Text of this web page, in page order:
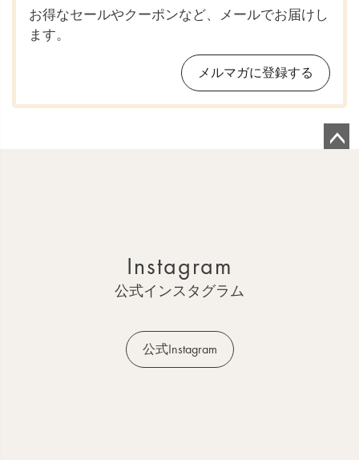
お得なセールやクーポンなど、メールでお届けし
ます。
メルマガに登録する
Instagram
公式インスタグラム
公式Instagram